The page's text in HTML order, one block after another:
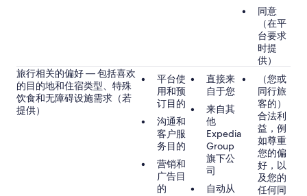
同意
（在平
台要求
时提
供）
旅行相关的偏好 — 包括喜欢
的目的地和住宿类型、特殊
饮食和无障碍设施需求（若
提供）
平台使
用和预
订目的
沟通和
客户服
务目的
营销和
广告目
的
直接来
自于您
来自其
他
Expedia
Group
旗下公
司
自动从
（您或
同行旅
客的）
合法利
益，例
如尊重
您的偏
好，以
及您的
任何同